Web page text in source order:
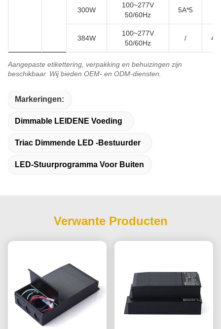
300W
100~277V
50/60Hz
5A*5
384W
100~277V
50/60Hz
/
Aangepaste etikettering, verpakking en behuizingen zijn
beschikbaar. Wij bieden OEM- en ODM-diensten.
Markeringen:
Dimmable LEIDENE Voeding
Triac Dimmende LED -bestuurder
LED-Stuurprogramma Voor Buiten
Verwante Producten